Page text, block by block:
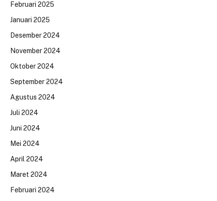
Februari 2025
Januari 2025
Desember 2024
November 2024
Oktober 2024
September 2024
Agustus 2024
Juli 2024
Juni 2024
Mei 2024
April 2024
Maret 2024
Februari 2024